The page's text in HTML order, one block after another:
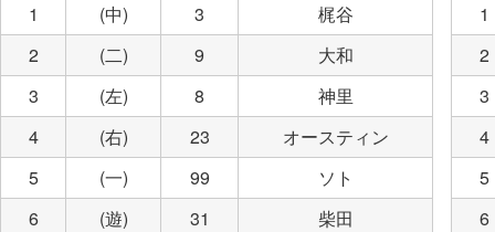
1
(中) 3
梶谷
2
(二) 9
大和
3
(左) 8
神里
4
(右) 23
オースティン
5
(一) 99
ソト
6
(遊) 31
柴田
1
2
3
4
5
6